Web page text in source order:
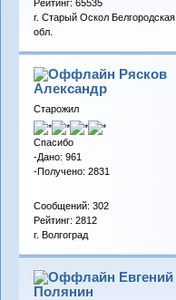
Рейтинг: 65535
г. Старый Оскол Белгородская
обл.
Рясков
Александр
Старожил
Спасибо
-Дано: 961
-Получено: 2831
Сообщений: 302
Рейтинг: 2812
г. Волгоград
Евгений
Полянин